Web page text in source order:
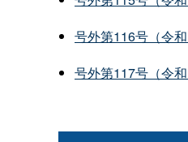
号外第116号（令
号外第117号（令